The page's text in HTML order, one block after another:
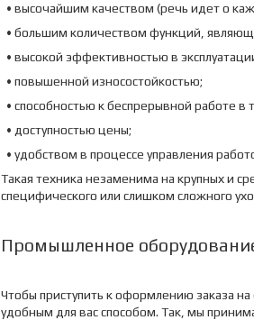
• высочайшим качеством (речь идет о
• большим количеством функций,
• высокой эффективностью в
• повышенной износостойкостью;
• способностью к беспрерывной работе в
• доступностью цены;
• удобством в процессе управления
Такая техника незаменима на крупных и
специфического или слишком сложного
Промышленное
Чтобы приступить к оформлению заказа
удобным для вас способом. Так, мы